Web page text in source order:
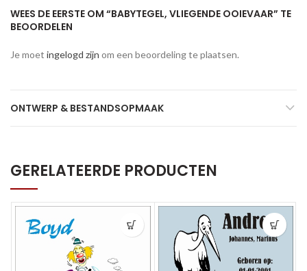
WEES DE EERSTE OM “BABYTEGEL, VLIEGENDE OOIEVAAR” TE
BEOORDELEN
Je moet ingelogd zijn om een beoordeling te plaatsen.
ONTWERP & BESTANDSOPMAAK
GERELATEERDE PRODUCTEN